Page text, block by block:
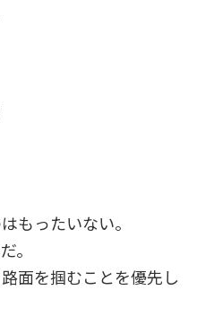
もったいない。
。
面を掴むことを優先し